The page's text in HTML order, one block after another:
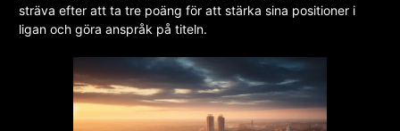
sträva efter att ta tre poäng för att stärka sina positioner i
ligan och göra anspråk på titeln.